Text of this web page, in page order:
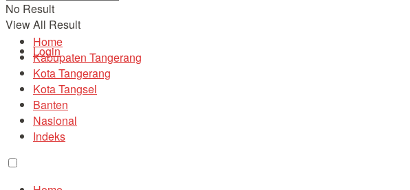
No Result
View All Result
Login
Home
Kabupaten Tangerang
Kota Tangerang
Kota Tangsel
Banten
Nasional
Indeks